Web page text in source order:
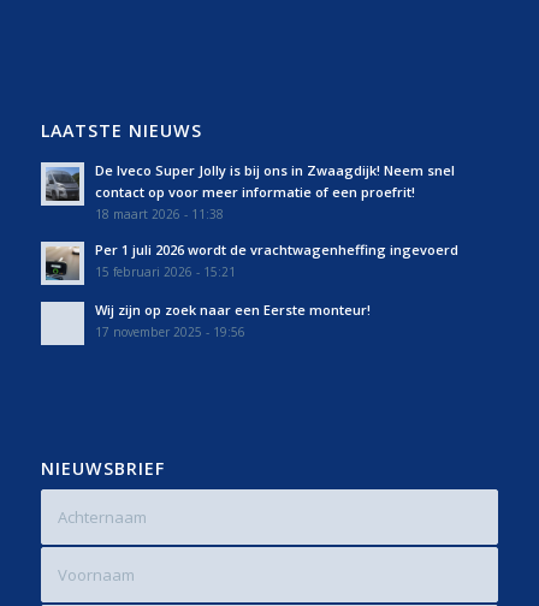
LAATSTE NIEUWS
De Iveco Super Jolly is bij ons in Zwaagdijk! Neem snel
contact op voor meer informatie of een proefrit!
18 maart 2026 - 11:38
Per 1 juli 2026 wordt de vrachtwagenheffing ingevoerd
15 februari 2026 - 15:21
Wij zijn op zoek naar een Eerste monteur!
17 november 2025 - 19:56
NIEUWSBRIEF